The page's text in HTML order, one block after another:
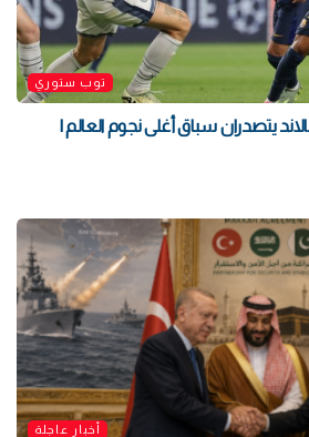
توب ستوري
يتصدران سباق أغلى نجوم العالم |
أخبار عاجلة